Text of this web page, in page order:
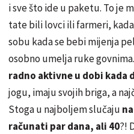
i sve što ide u paketu. To je
tate bili lovci ili farmeri,
sobu kada se bebi mijenja
osobno umelja ruke
radno aktivne u dobi kada
jogu, imaju svojih briga, a
Stoga u najboljem slučaju
računati par dana, ali 40?!